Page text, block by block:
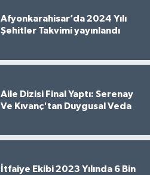
Afyonkarahisar’da 2024 Yılı
Şehitler Takvimi yayınlandı
Aile Dizisi Final Yaptı: Serenay
Ve Kıvanç'tan Duygusal Veda
İtfaiye Ekibi 2023 Yılında 6 Bin